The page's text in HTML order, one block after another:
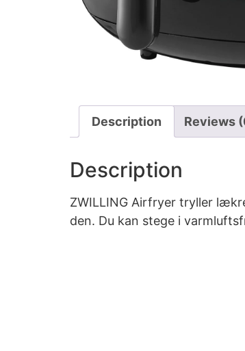
Description Reviews
Description
ZWILLING Airfryer tryller
den. Du kan stege i